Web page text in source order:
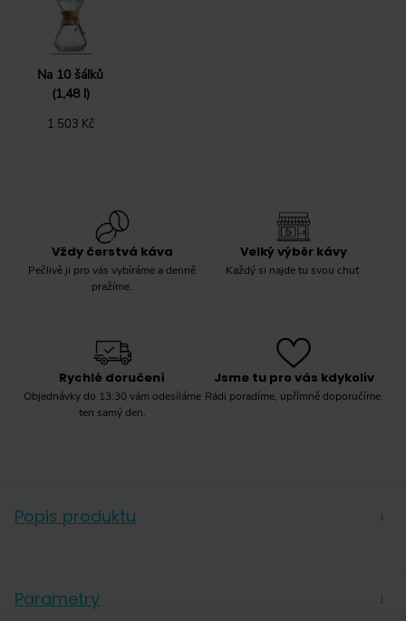
Na 10 šálků
(1,48 l)
1 503 Kč
Vždy čerstvá káva
Pečlivě ji pro vás vybíráme a denně
pražíme.
Velký výběr kávy
Každý si najde tu svou chuť.
Rychlé doručení
Objednávky do 13:30 vám odesíláme
ten samý den.
Jsme tu pro vás kdykoliv
Rádi poradíme, upřímně doporučíme.
Popis produktu →
chemika Petera Schlumbohna, který ho vytvořil v
Parametry →